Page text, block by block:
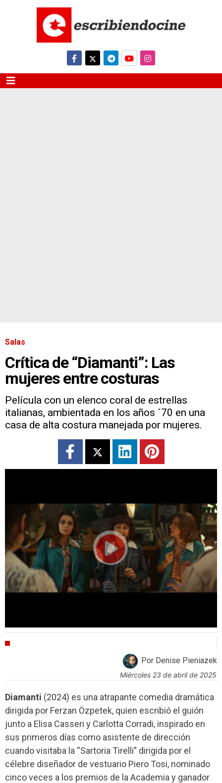
Salas
Crítica de “Diamanti”: Las
mujeres entre costuras
Película con un elenco coral de estrellas
italianas, ambientada en los años ´70 en una
casa de alta costura manejada por mujeres.
Por Denise Pieniazek
miércoles 23 de abril de 2025
Diamanti (2024) es una atrapante comedia dramática
dirigida por Ferzan Özpetek, quien escribió el guión
junto a Elisa Casseri y Carlotta Corradi, inspirado en
sus primeros días como asistente de dirección
cuando visitaba la “Sartoria Tirelli” dirigida por el
célebre diseñador de vestuario Piero Tosi, nominado
cinco veces a los premios de la Academia y ganador